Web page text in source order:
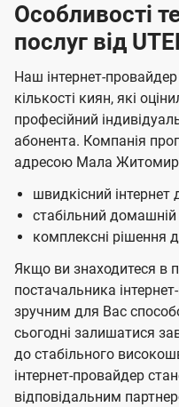
Особливості
послуг від
Наш інтернет-
кількості киян, які
професійний
абонента. Компанія
адресою Мала
швидкісний інтернет
стабільний домашній
комплексні рішення
Якщо ви знаходитеся в
постачальника
зручним для Вас
сьогодні залишатися
до стабільного
інтернет-провайдер
відповідальним